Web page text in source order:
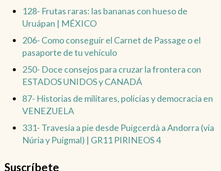
128- Frutas raras: las bananas con hueso de
Uruápan | MÉXICO
206- Como conseguir el Carnet de Passage o el
pasaporte de tu vehículo
250- Doce consejos para cruzar la frontera con
ESTADOS UNIDOS y CANADÁ
87- Historias de militares, policías y democracia en
VENEZUELA
331- Travesía a pie desde Puigcerdà a Andorra (vía
Núria y Puigmal) | GR11 PIRINEOS 4
Suscríbete